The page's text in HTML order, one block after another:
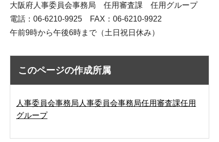
大阪府人事委員会事務局 任用審査課 任用グループ
電話：06-6210-9925 FAX：06-6210-9922
午前9時から午後6時まで（土日祝日休み）
このページの作成所属
人事委員会事務局人事委員会事務局任用審査課任用
グループ